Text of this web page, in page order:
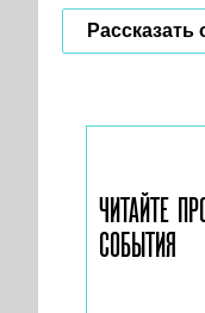
Рассказать
ЧИТАЙТЕ
СОБЫТИЯ